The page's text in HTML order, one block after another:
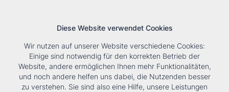
Tools Unternehmen Karriere KontaktSuche
Diese Website verwendet Cookies
Wir nutzen auf unserer Website verschiedene Cookies:
Einige sind notwendig für den korrekten Betrieb der
Website, andere ermöglichen Ihnen mehr Funktionalitäten,
und noch andere helfen uns dabei, die Nutzenden besser
zu verstehen. Sie sind also eine Hilfe, unsere Leistungen